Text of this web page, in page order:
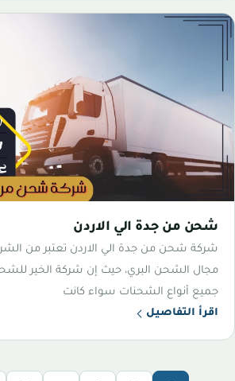
شحن من جدة الي الاردن
شركة شحن من جدة الي الاردن تعتبر من
مجال الشحن البري، حيث إن شركة الخير
جميع أنواع الشحنات سواء كانت
اقرأ التفاصيل